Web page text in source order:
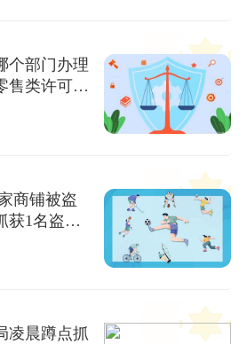
个部门办理
售类许可
商铺被盗
获1名盗窃
凌晨蹲点抓